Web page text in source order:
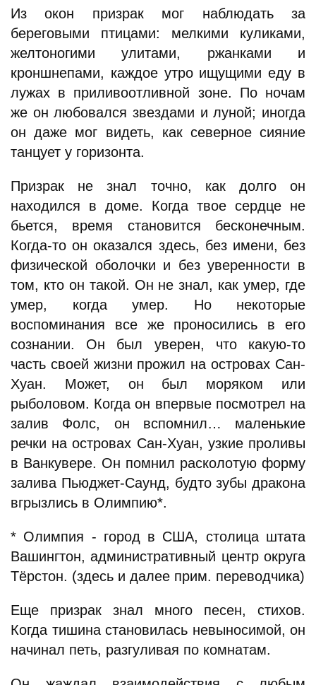
Из окон призрак мог наблюдать за
береговыми птицами: мелкими куликами,
желтоногими улитами, ржанками и
кроншнепами, каждое утро ищущими еду в
лужах в приливоотливной зоне. По ночам
же он любовался звездами и луной; иногда
он даже мог видеть, как северное сияние
танцует у горизонта.
Призрак не знал точно, как долго он
находился в доме. Когда твое сердце не
бьется, время становится бесконечным.
Когда-то он оказался здесь, без имени, без
физической оболочки и без уверенности в
том, кто он такой. Он не знал, как умер, где
умер, когда умер. Но некоторые
воспоминания все же проносились в его
сознании. Он был уверен, что какую-то
часть своей жизни прожил на островах Сан-
Хуан. Может, он был моряком или
рыболовом. Когда он впервые посмотрел на
залив Фолс, он вспомнил… маленькие
речки на островах Сан-Хуан, узкие проливы
в Ванкувере. Он помнил расколотую форму
залива Пьюджет-Саунд, будто зубы дракона
вгрызлись в Олимпию*.
* Олимпия - город в США, столица штата
Вашингтон, административный центр округа
Тёрстон. (здесь и далее прим. переводчика)
Еще призрак знал много песен, стихов.
Когда тишина становилась невыносимой, он
начинал петь, разгуливая по комнатам.